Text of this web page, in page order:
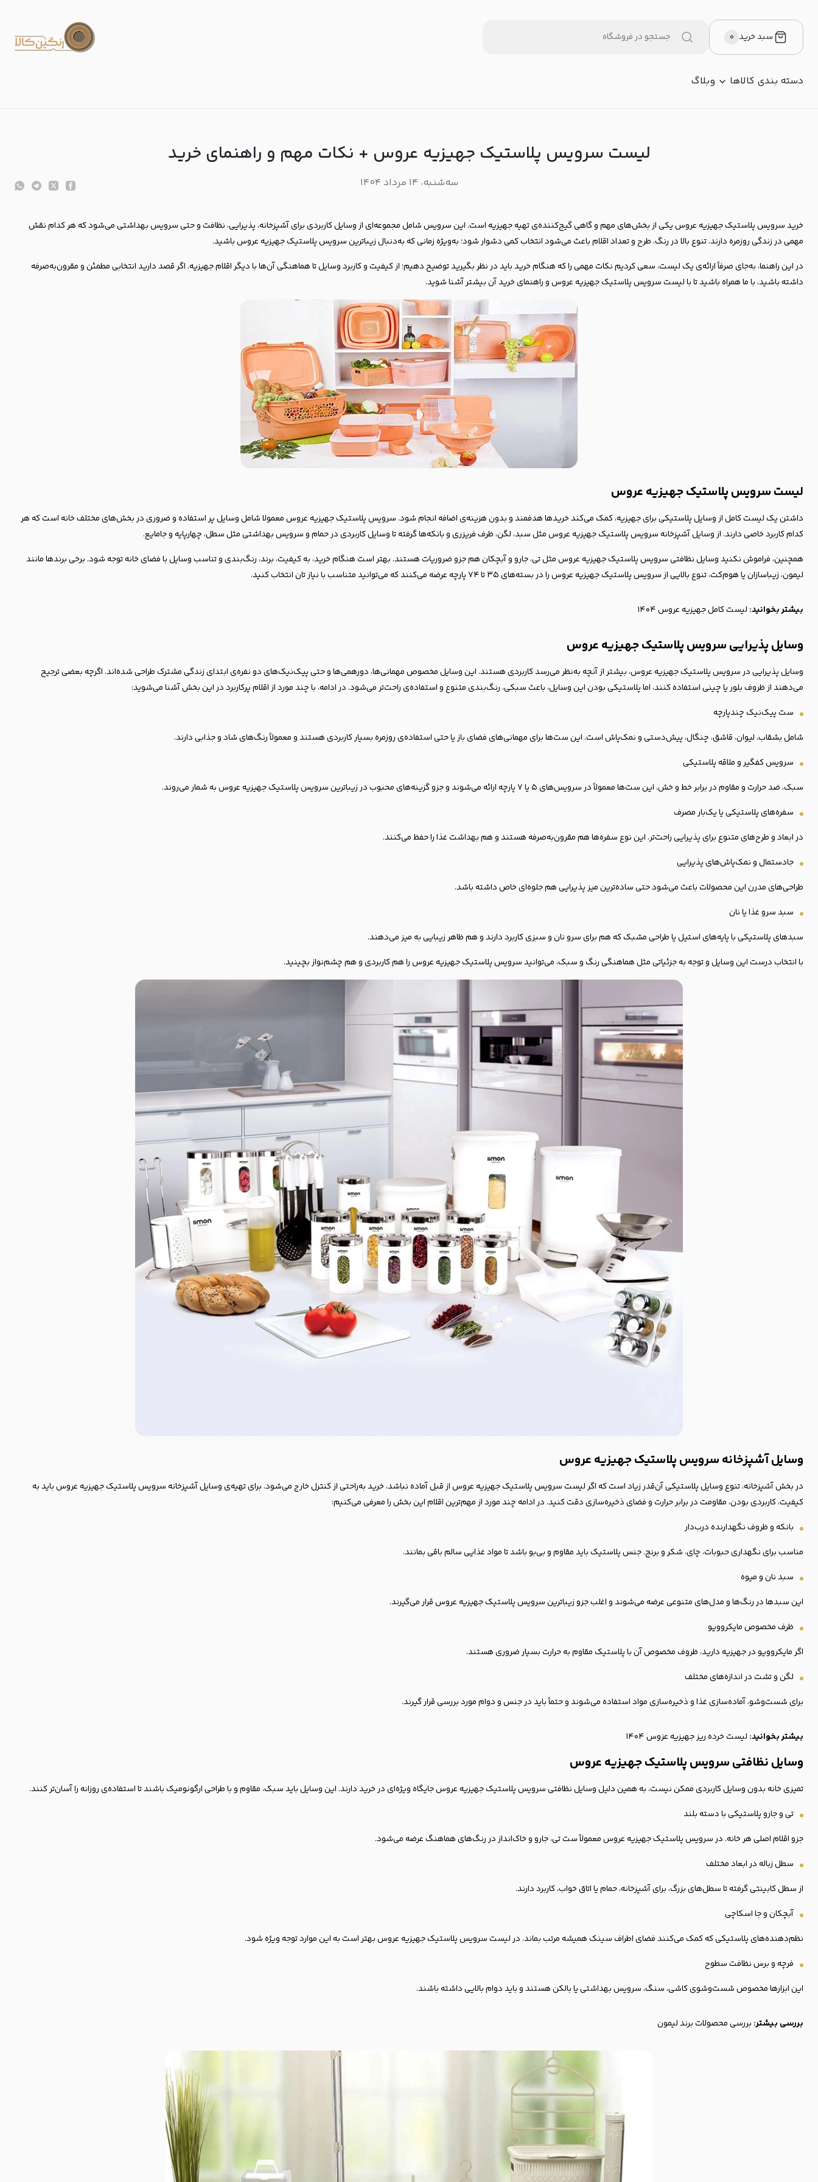
سبد خرید ۰
دسته بندی کالاها وبلاگ
لیست سرویس پلاستیک جهیزیه عروس + نکات مهم و راهنمای خرید
سه‌شنبه، ۱۴ مرداد ۱۴۰۴
خرید سرویس پلاستیک جهیزیه عروس یکی از بخش‌های مهم و گاهی گیج‌کننده‌ی تهیه جهیزیه است. این سرویس شامل مجموعه‌ای از وسایل کاربردی برای آشپزخانه، پذیرایی، نظافت و حتی سرویس بهداشتی می‌شود که هر کدام نقش
مهمی در زندگی روزمره دارند. تنوع بالا در رنگ، طرح و تعداد اقلام باعث می‌شود انتخاب کمی دشوار شود؛ به‌ویژه زمانی که به‌دنبال زیباترین سرویس پلاستیک جهیزیه عروس باشید.
در این راهنما، به‌جای صرفاً ارائه‌ی یک لیست، سعی کردیم نکات مهمی را که هنگام خرید باید در نظر بگیرید توضیح دهیم؛ از کیفیت و کاربرد وسایل تا هماهنگی آن‌ها با دیگر اقلام جهیزیه. اگر قصد دارید انتخابی مطمئن و مقرون‌به‌صرفه
داشته باشید، با ما همراه باشید تا با لیست سرویس پلاستیک جهیزیه عروس و راهنمای خرید آن بیشتر آشنا شوید.
لیست سرویس پلاستیک جهیزیه عروس
داشتن یک لیست کامل از وسایل پلاستیکی برای جهیزیه، کمک می‌کند خریدها هدفمند و بدون هزینه‌ی اضافه انجام شود. سرویس پلاستیک جهیزیه عروس معمولا شامل وسایل پر استفاده و ضروری در بخش‌های مختلف خانه است که هر
کدام کاربرد خاصی دارند. از وسایل آشپزخانه سرویس پلاستیک جهیزیه عروس مثل سبد، لگن، ظرف فریزری و بانکه‌ها گرفته تا وسایل کاربردی در حمام و سرویس بهداشتی مثل سطل، چهارپایه و جا‌مایع.
همچنین، فراموش نکنید وسایل نظافتی سرویس پلاستیک جهیزیه عروس مثل تی، جارو و آبچکان هم جزو ضروریات هستند. بهتر است هنگام خرید، به کیفیت، برند، رنگ‌بندی و تناسب وسایل با فضای خانه توجه شود. برخی برندها مانند
لیمون، زیباسازان یا هوم‌کت، تنوع بالایی از سرویس پلاستیک جهیزیه عروس را در بسته‌های ۳۵ تا ۷۴ پارچه عرضه می‌کنند که می‌توانید متناسب با نیاز تان انتخاب کنید.
بیشتر بخوانید: لیست کامل جهیزیه عروس ۱۴۰۴
وسایل پذیرایی سرویس پلاستیک جهیزیه عروس
وسایل پذیرایی در سرویس پلاستیک جهیزیه عروس، بیشتر از آنچه به‌نظر می‌رسد کاربردی هستند. این وسایل مخصوص مهمانی‌ها، دورهمی‌ها و حتی پیک‌نیک‌های دو نفره‌ی ابتدای زندگی مشترک طراحی شده‌اند. اگرچه بعضی ترجیح
می‌دهند از ظروف بلور یا چینی استفاده کنند، اما پلاستیکی بودن این وسایل، باعث سبکی، رنگ‌بندی متنوع و استفاده‌ی راحت‌تر می‌شود. در ادامه، با چند مورد از اقلام پرکاربرد در این بخش آشنا می‌شوید:
ست پیک‌نیک چند‌پارچه
شامل بشقاب، لیوان، قاشق، چنگال، پیش‌دستی و نمک‌پاش است. این ست‌ها برای مهمانی‌های فضای باز یا حتی استفاده‌ی روزمره بسیار کاربردی هستند و معمولاً رنگ‌های شاد و جذابی دارند.
سرویس کفگیر و ملاقه پلاستیکی
سبک، ضد حرارت و مقاوم در برابر خط و خش. این ست‌ها معمولاً در سرویس‌های ۵ یا ۷ پارچه ارائه می‌شوند و جزو گزینه‌های محبوب در زیباترین سرویس پلاستیک جهیزیه عروس به شمار می‌روند.
سفره‌های پلاستیکی یا یک‌بار مصرف
در ابعاد و طرح‌های متنوع برای پذیرایی راحت‌تر. این نوع سفره‌ها هم مقرون‌به‌صرفه هستند و هم بهداشت غذا را حفظ می‌کنند.
جا‌دستمال و نمک‌پاش‌های پذیرایی
طراحی‌های مدرن این محصولات باعث می‌شود حتی ساده‌ترین میز پذیرایی هم جلوه‌ای خاص داشته باشد.
سبد سرو غذا یا نان
سبدهای پلاستیکی با پایه‌های استیل یا طراحی مشبک که هم برای سرو نان و سبزی کاربرد دارند و هم ظاهر زیبایی به میز می‌دهند.
با انتخاب درست این وسایل و توجه به جزئیاتی مثل هماهنگی رنگ و سبک، می‌توانید سرویس پلاستیک جهیزیه عروس را هم کاربردی و هم چشم‌نواز بچینید.
وسایل آشپزخانه سرویس پلاستیک جهیزیه عروس
در بخش آشپزخانه، تنوع وسایل پلاستیکی آن‌قدر زیاد است که اگر لیست سرویس پلاستیک جهیزیه عروس از قبل آماده نباشد، خرید به‌راحتی از کنترل خارج می‌شود. برای تهیه‌ی وسایل آشپزخانه سرویس پلاستیک جهیزیه عروس باید به
کیفیت، کاربردی بودن، مقاومت در برابر حرارت و فضای ذخیره‌سازی دقت کنید. در ادامه چند مورد از مهم‌ترین اقلام این بخش را معرفی می‌کنیم:
بانکه و ظروف نگهدارنده درب‌دار
مناسب برای نگهداری حبوبات، چای، شکر و برنج. جنس پلاستیک باید مقاوم و بی‌بو باشد تا مواد غذایی سالم باقی بمانند.
سبد نانو میوه
این سبدها در رنگ‌ها و مدل‌های متنوعی عرضه می‌شوند و اغلب جزو زیباترین سرویس پلاستیک جهیزیه عروس قرار می‌گیرند.
ظرف مخصوص مایکروویو
اگر مایکروویو در جهیزیه دارید، ظروف مخصوص آن با پلاستیک مقاوم به حرارت بسیار ضروری هستند.
لگن و تشت در اندازه‌های مختلف
برای شست‌وشو، آماده‌سازی غذا و ذخیره‌سازی مواد استفاده می‌شوند و حتماً باید در جنس و دوام مورد بررسی قرار گیرند.
بیشتر بخوانید: لیست خرده ریز جهیزیه عزوس ۱۴۰۴
وسایل نظافتی سرویس پلاستیک جهیزیه عروس
تمیزی خانه بدون وسایل کاربردی ممکن نیست، به همین دلیل وسایل نظافتی سرویس پلاستیک جهیزیه عروس جایگاه ویژه‌ای در خرید دارند. این وسایل باید سبک، مقاوم و با طراحی ارگونومیک باشند تا استفاده‌ی روزانه را آسان‌تر کنند.
تی و جارو پلاستیکی با دسته بلند
جزو اقلام اصلی هر خانه. در سرویس پلاستیک جهیزیه عروس معمولاً ست تی، جارو و خاک‌انداز در رنگ‌های هماهنگ عرضه می‌شود.
سطل زبالهدر ابعاد مختلف
از سطل کابینتی گرفته تا سطل‌های بزرگ، برای آشپزخانه، حمام یا اتاق خواب، کاربرد دارند.
آبچکان و جا اسکاچی
نظم‌دهنده‌های پلاستیکی که کمک می‌کنند فضای اطراف سینک همیشه مرتب بماند. در لیست سرویس پلاستیک جهیزیه عروس بهتر است به این موارد توجه ویژه شود.
فرچه و برس نظافت سطوح
این ابزارها مخصوص شست‌وشوی کاشی، سنگ، سرویس بهداشتی یا بالکن هستند و باید دوام بالایی داشته باشند.
بررسی بیشتر: بررسی محصولات برند لیمون